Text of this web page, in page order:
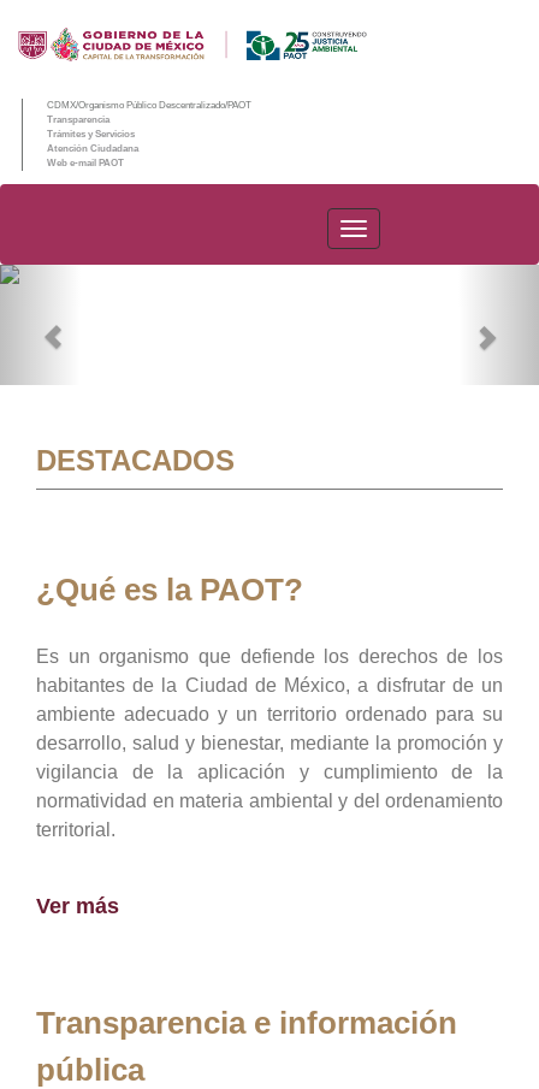
CDMX/Organismo Público Descentralizado/PAOT
Transparencia
Trámites y Servicios
Atención Ciudadana
Web e-mail PAOT
PAOT
DESTACADOS
¿Qué es la PAOT?
Es un organismo que defiende los derechos de los
habitantes de la Ciudad de México, a disfrutar de un
ambiente adecuado y un territorio ordenado para su
desarrollo, salud y bienestar, mediante la promoción y
vigilancia de la aplicación y cumplimiento de la
normatividad en materia ambiental y del ordenamiento
territorial.
Ver más
Transparencia e información
pública